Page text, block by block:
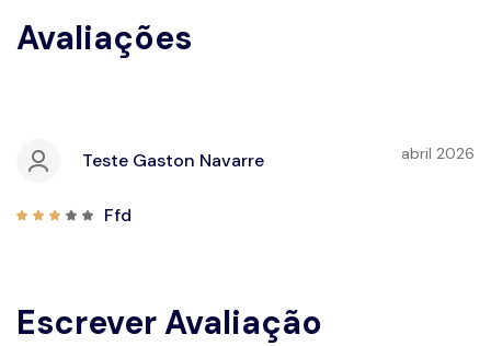
Avaliações
Teste Gaston Navarre abril 2026
Ffd
Escrever Avaliação